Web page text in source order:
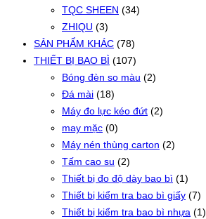
TQC SHEEN (34)
ZHIQU (3)
SẢN PHẨM KHÁC (78)
THIẾT BỊ BAO BÌ (107)
Bóng đèn so màu (2)
Đá mài (18)
Máy đo lực kéo đứt (2)
may mặc (0)
Máy nén thùng carton (2)
Tấm cao su (2)
Thiết bị đo độ dày bao bì (1)
Thiết bị kiểm tra bao bì giấy (7)
Thiết bị kiểm tra bao bì nhựa (1)